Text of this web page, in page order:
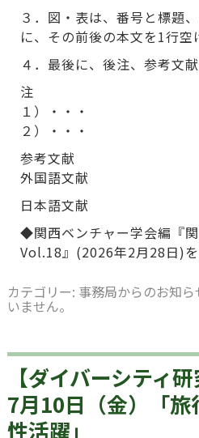
３．図・表は、番号と標題
に、その前後の本文を1行空
４．最後に、後注、参考文献
注
１）・・・
２）・・・
参考文献
外国語文献
日本語文献
◆関西ベンチャー学会編『
Vol.18』(2026年2月28日)を
カテゴリー: 事務局からのお知ら
いません。
【ダイバーシティ
7月10日（金）「
性活躍」